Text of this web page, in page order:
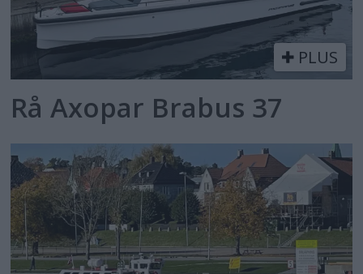
PLUS
Rå Axopar Brabus 37